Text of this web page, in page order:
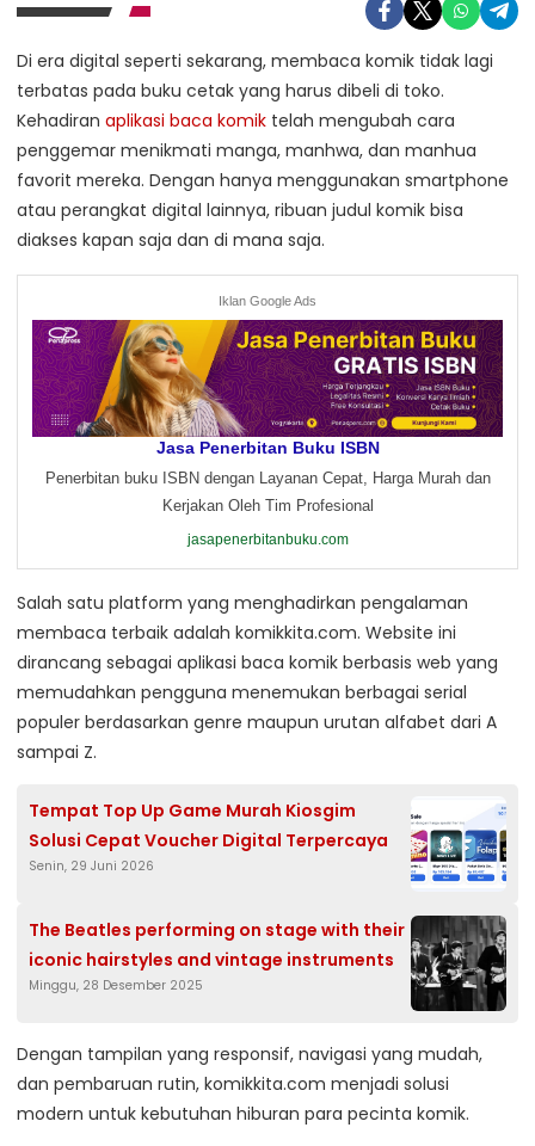
Di era digital seperti sekarang, membaca komik tidak lagi
terbatas pada buku cetak yang harus dibeli di toko.
Kehadiran aplikasi baca komik telah mengubah cara
penggemar menikmati manga, manhwa, dan manhua
favorit mereka. Dengan hanya menggunakan smartphone
atau perangkat digital lainnya, ribuan judul komik bisa
diakses kapan saja dan di mana saja.
Iklan Google Ads
Jasa Penerbitan Buku ISBN
Penerbitan buku ISBN dengan Layanan Cepat, Harga Murah dan
Kerjakan Oleh Tim Profesional
jasapenerbitanbuku.com
Salah satu platform yang menghadirkan pengalaman
membaca terbaik adalah komikkita.com. Website ini
dirancang sebagai aplikasi baca komik berbasis web yang
memudahkan pengguna menemukan berbagai serial
populer berdasarkan genre maupun urutan alfabet dari A
sampai Z.
Tempat Top Up Game Murah Kiosgim
Solusi Cepat Voucher Digital Terpercaya
Senin, 29 Juni 2026
The Beatles performing on stage with their
iconic hairstyles and vintage instruments
Minggu, 28 Desember 2025
Dengan tampilan yang responsif, navigasi yang mudah,
dan pembaruan rutin, komikkita.com menjadi solusi
modern untuk kebutuhan hiburan para pecinta komik.